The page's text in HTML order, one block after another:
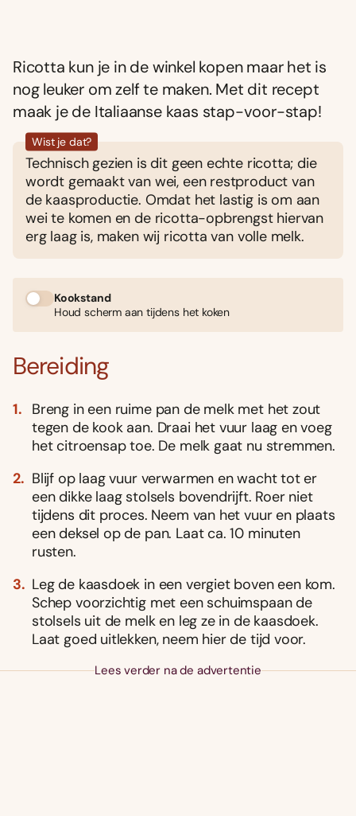
Ricotta kun je in de winkel kopen maar het is
nog leuker om zelf te maken. Met dit recept
maak je de Italiaanse kaas stap-voor-stap!
Wist je dat?
Technisch gezien is dit geen echte ricotta; die
wordt gemaakt van wei, een restproduct van
de kaasproductie. Omdat het lastig is om aan
wei te komen en de ricotta-opbrengst hiervan
erg laag is, maken wij ricotta van volle melk.
Kookstand
Houd scherm aan tijdens het koken
Bereiding
Breng in een ruime pan de melk met het zout
tegen de kook aan. Draai het vuur laag en voeg
het citroensap toe. De melk gaat nu stremmen.
Blijf op laag vuur verwarmen en wacht tot er
een dikke laag stolsels bovendrijft. Roer niet
tijdens dit proces. Neem van het vuur en plaats
een deksel op de pan. Laat ca. 10 minuten
rusten.
Leg de kaasdoek in een vergiet boven een kom.
Schep voorzichtig met een schuimspaan de
stolsels uit de melk en leg ze in de kaasdoek.
Laat goed uitlekken, neem hier de tijd voor.
Lees verder na de advertentie